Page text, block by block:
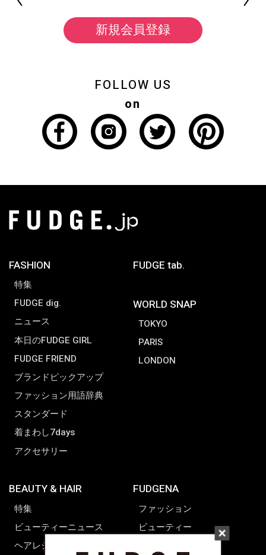
新規会員登録
FOLLOW US
on
FASHION
特集
FUDGE dig.
ニュース
本日のFUDGE GIRL
FUDGE FRIEND
ブランドピックアップ
ファッション用語辞典
スタンダード
着まわし7days
アクセサリー
FUDGE tab.
WORLD SNAP
TOKYO
PARIS
LONDON
BEAUTY & HAIR
特集
ビューティーニュース
ヘアレシピ ストーリーズ
FUDGENA
ファッション
ビューティー